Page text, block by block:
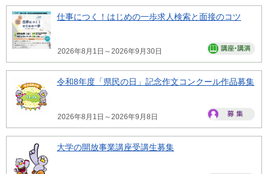
仕事につく！はじめの一歩求人検索と面接のコツ
2026年8月1日～2026年9月30日
令和8年度「県民の日」記念作文コンクール作品募集
2026年8月1日～2026年9月8日
大学の開放事業講座受講生募集